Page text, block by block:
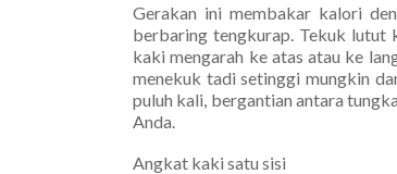
Gerakan ini membakar kalori
berbaring tengkurap. Tekuk lutut
kaki mengarah ke atas atau ke
menekuk tadi setinggi mungkin
puluh kali, bergantian antara
Anda.
Angkat kaki satu sisi